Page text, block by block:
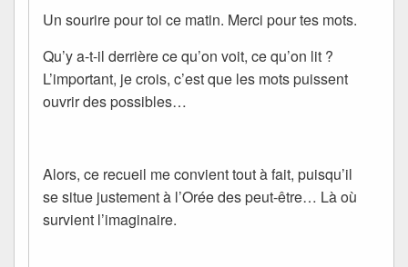
Un sourire pour toi ce matin. Merci pour tes mots.
Qu’y a-t-il derrière ce qu’on voit, ce qu’on lit ?
L’important, je crois, c’est que les mots puissent
ouvrir des possibles…
Alors, ce recueil me convient tout à fait, puisqu’il
se situe justement à l’Orée des peut-être… Là où
survient l’imaginaire.